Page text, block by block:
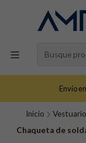
Envío
Inicio
Chaqueta de